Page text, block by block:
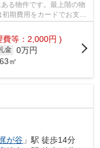
る物件です。最上階の物
期費用をカードでお支払
費等：2,000円 )
金 0万円
㎡
が谷 」駅 徒歩14分